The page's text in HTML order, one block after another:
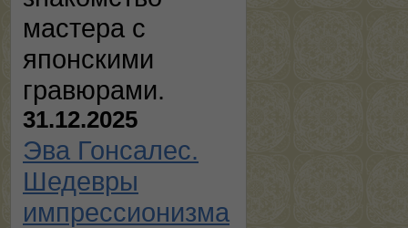
мастера с
японскими
гравюрами.
31.12.2025
Эва Гонсалес.
Шедевры
импрессионизма